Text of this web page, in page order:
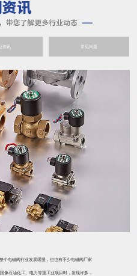
资讯 常见问题
个电磁阀行业发展缓慢，但也有不少电磁阀厂家
像石油化工、电力等重工业项目时，发现许多项